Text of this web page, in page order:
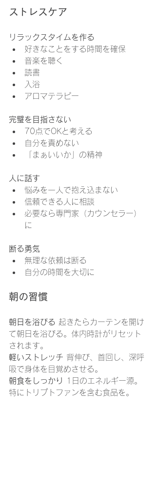
ストレスケア
リラックスタイムを作る
好きなことをする時間を確保
音楽を聴く
読書
入浴
アロマテラピー
完璧を目指さない
70点でOKと考える
自分を責めない
「まぁいいか」の精神
人に話す
悩みを一人で抱え込まない
信頼できる人に相談
必要なら専門家（カウンセラー）
に
断る勇気
無理な依頼は断る
自分の時間を大切に
朝の習慣
朝日を浴びる 起きたらカーテンを開け
て朝日を浴びる。体内時計がリセット
されます。
軽いストレッチ 背伸び、首回し、深呼
吸で身体を目覚めさせる。
朝食をしっかり
1日のエネルギー源。
特にトリプトファンを含む食品を。